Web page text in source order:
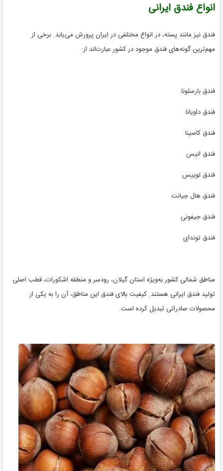
انواع فندق ایرانی
فندق نیز مانند پسته، در انواع مختلفی در ایران پرورش می‌یابد. برخی از
مهم‌ترین گونه‌های فندق موجود در کشور عبارت‌اند از:
فندق بارسلونا
فندق داویانا
فندق کاسینا
فندق انیس
فندق لوییس
فندق هال جیانت
فندق جیفونی
فندق توندای
مناطق شمالی کشور به‌ویژه استان گیلان، رودسر و منطقه اشکورات، قطب اصلی
تولید فندق ایرانی هستند. کیفیت بالای فندق این مناطق، آن را به یکی از
محصولات صادراتی تبدیل کرده است.